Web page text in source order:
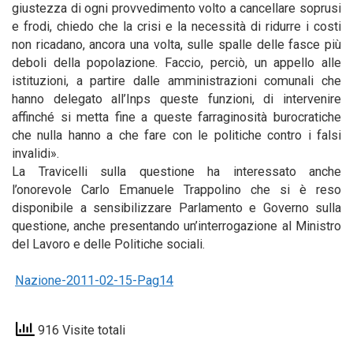
giustezza di ogni provvedimento volto a cancellare soprusi
e frodi, chiedo che la crisi e la necessità di ridurre i costi
non ricadano, ancora una volta, sulle spalle delle fasce più
deboli della popolazione. Faccio, perciò, un appello alle
istituzioni, a partire dalle amministrazioni comunali che
hanno delegato all’Inps queste funzioni, di intervenire
affinché si metta fine a queste farraginosità burocratiche
che nulla hanno a che fare con le politiche contro i falsi
invalidi».
La Travicelli sulla questione ha interessato anche
l’onorevole Carlo Emanuele Trappolino che si è reso
disponibile a sensibilizzare Parlamento e Governo sulla
questione, anche presentando un’interrogazione al Ministro
del Lavoro e delle Politiche sociali.
Nazione-2011-02-15-Pag14
916 Visite totali